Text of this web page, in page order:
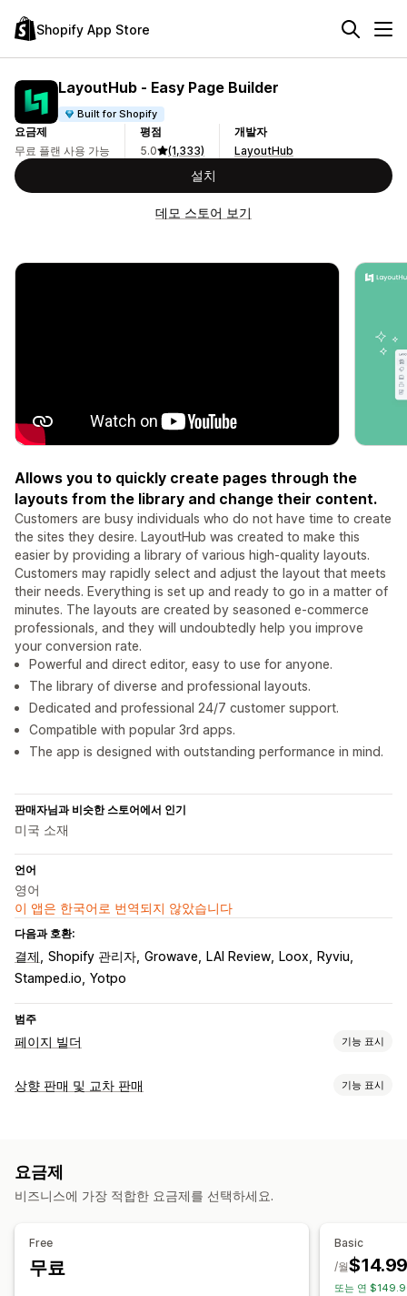
Shopify App Store
LayoutHub ‑ Easy Page Builder
Built for Shopify
요금제
무료 플랜 사용 가능
평점
5.0
(1,333)
개발자
LayoutHub
설치
데모 스토어 보기
Allows you to quickly create pages through the
layouts from the library and change their content.
Customers are busy individuals who do not have time to create
the sites they desire. LayoutHub was created to make this
easier by providing a library of various high-quality layouts.
Customers may rapidly select and adjust the layout that meets
their needs. Everything is set up and ready to go in a matter of
minutes. The layouts are created by seasoned e-commerce
professionals, and they will undoubtedly help you improve
your conversion rate.
Powerful and direct editor, easy to use for anyone.
The library of diverse and professional layouts.
Dedicated and professional 24/7 customer support.
Compatible with popular 3rd apps.
The app is designed with outstanding performance in mind.
판매자님과 비슷한 스토어에서 인기
미국 소재
언어
영어
이 앱은 한국어로 번역되지 않았습니다
다음과 호환:
결제 Shopify 관리자 Growave LAI Review Loox
Ryviu
Stamped.io Yotpo
범주
페이지 빌더 기능 표시
페이지 유형
테마 섹션
편집기 도구
페이지 저장
페이지 초안
SEO
상향 판매 및 교차 판매 기능 표시
사용자 지정 HTML
사용자 지정 규칙
무료 배송
요금제
비즈니스에 가장 적합한 요금제를 선택하세요.
Free
무료
Basic
/월
또는 연